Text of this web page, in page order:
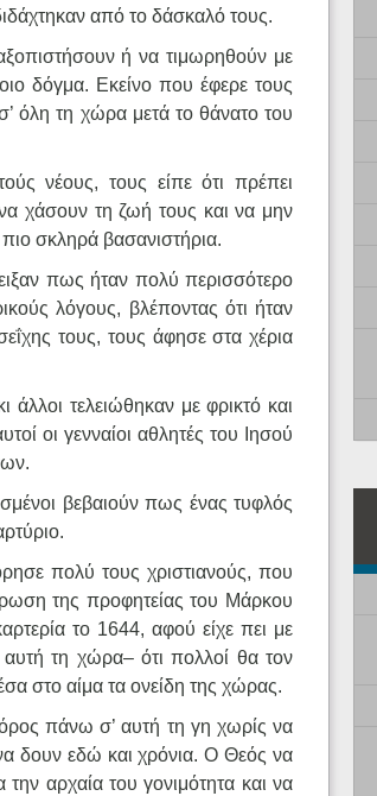
από το δάσκαλό τους.
ή να τιμωρηθούν με
δόγμα. Εκείνο που έφερε τους
όλη τη χώρα μετά το θάνατο του
νέους, τους είπε ότι πρέπει
χάσουν τη ζωή τους και να μην
σκληρά βασανιστήρια.
πως ήταν πολύ περισσότερο
λόγους, βλέποντας ότι ήταν
τους, τους άφησε στα χέρια
τελειώθηκαν με φρικτό και
οι γενναίοι αθλητές του Ιησού
βεβαιούν πως ένας τυφλός
πολύ τους χριστιανούς, που
της προφητείας του Μάρκου
το 1644, αφού είχε πει με
τη χώρα– ότι πολλοί θα τον
στο αίμα τα ονείδη της χώρας.
πάνω σ’ αυτή τη γη χωρίς να
δουν εδώ και χρόνια. Ο Θεός να
αρχαία του γονιμότητα και να